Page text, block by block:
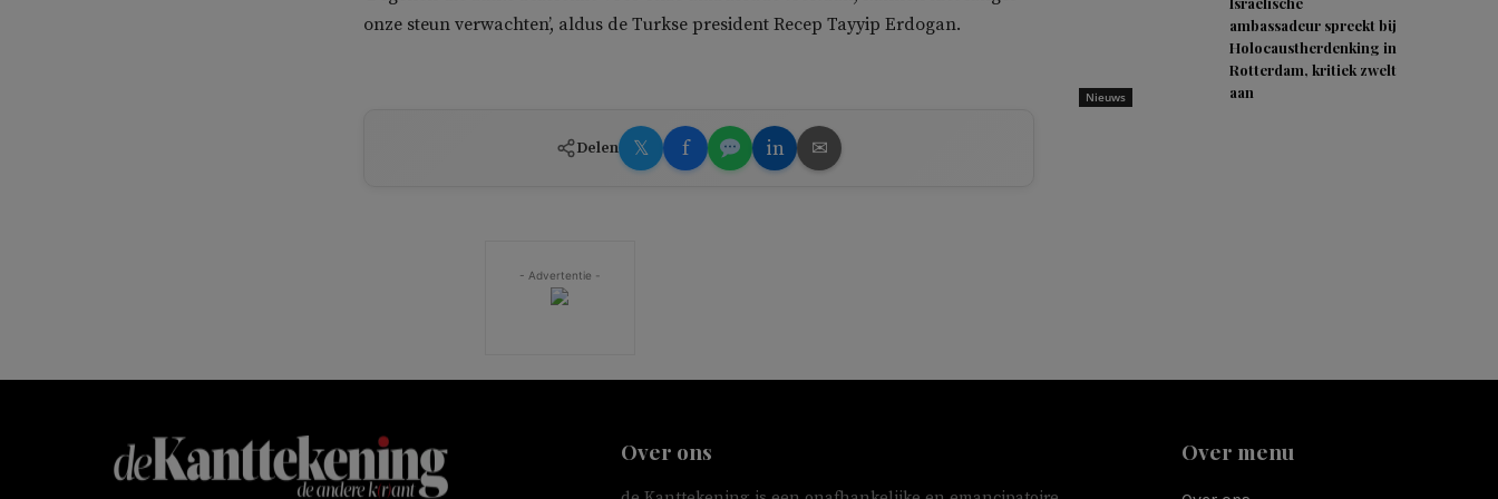
onze steun verwachten’, aldus de Turkse president Recep Tayyip Erdogan.
Delen 𝕏 f in ✉
- Advertentie -
Nieuws
ambassadeur spreekt bij
Holocaustherdenking in
Rotterdam, kritiek zwelt
aan
Over ons Over menu